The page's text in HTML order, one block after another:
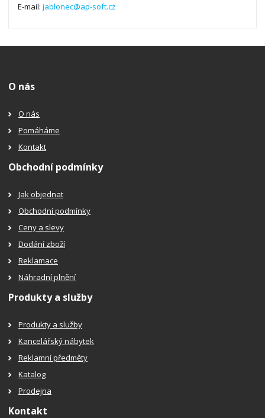
E-mail:jablonec@ap-soft.cz
O nás
O nás
Pomáháme
Kontakt
Obchodní podmínky
Jak objednat
Obchodní podmínky
Ceny a slevy
Dodání zboží
Reklamace
Náhradní plnění
Produkty a služby
Produkty a služby
Kancelářský nábytek
Reklamní předměty
Katalog
Prodejna
Kontakt